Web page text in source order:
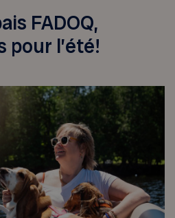
FADOQ,
pour l’été!